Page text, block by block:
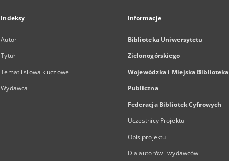
Indeksy
Autor
Tytuł
Temat i słowa kluczowe
Wydawca
Informacje
Biblioteka Uniwersytetu
Zielonogórskiego
Wojewódzka i Miejska Biblioteka
Publiczna
Federacja Bibliotek Cyfrowych
Uczestnicy Projektu
Opis projektu
Dla autorów i wydawców